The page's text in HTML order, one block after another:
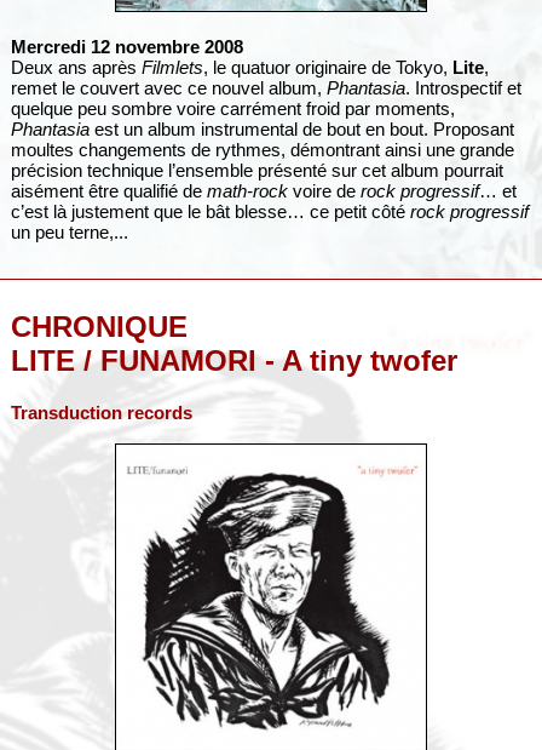
Mercredi 12 novembre 2008
Deux ans après Filmlets, le quatuor originaire de Tokyo, Lite,
remet le couvert avec ce nouvel album, Phantasia. Introspectif et
quelque peu sombre voire carrément froid par moments,
Phantasiaest un album instrumental de bout en bout. Proposant
moultes changements de rythmes, démontrant ainsi une grande
précision technique l’ensemble présenté sur cet album pourrait
aisément être qualifié de math-rockvoire de rock progressif… et
c’est là justement que le bât blesse… ce petit côté rock progressif
un peu terne,...
CHRONIQUE
LITE / FUNAMORI - A tiny twofer
Transduction records